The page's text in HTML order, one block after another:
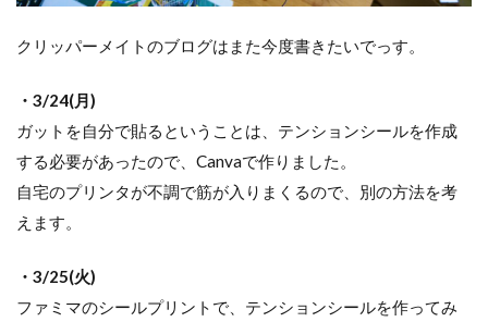
クリッパーメイトのブログはまた今度書きたいでっす。
・3/24(月)
ガットを自分で貼るということは、テンションシールを作成
する必要があったので、Canvaで作りました。
自宅のプリンタが不調で筋が入りまくるので、別の方法を考
えます。
・3/25(火)
ファミマのシールプリントで、テンションシールを作ってみ